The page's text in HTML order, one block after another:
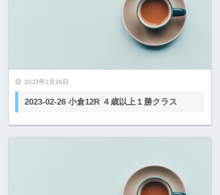
2023年2月26日
2023-02-26 小倉12R ４歳以上１勝クラス